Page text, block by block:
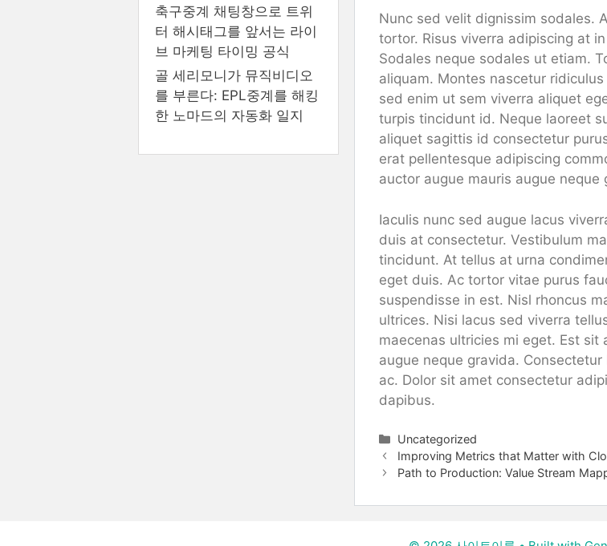
Nunc sed velit dignissim sodales.
tortor. Risus viverra adipiscing at
Sodales neque sodales ut etiam.
aliquam. Montes nascetur
sed enim ut sem viverra aliquet
turpis tincidunt id. Neque laoreet
aliquet sagittis id consectetur
erat pellentesque adipiscing
auctor augue mauris augue
Iaculis nunc sed augue lacus
duis at consectetur. Vestibulum
tincidunt. At tellus at urna
eget duis. Ac tortor vitae purus
suspendisse in est. Nisl rhoncus
ultrices. Nisi lacus sed viverra
maecenas ultricies mi eget. Est
augue neque gravida.
ac. Dolor sit amet consectetur
dapibus.
Categories
Uncategorized
Improving Metrics that Matter with
Path to Production: Value Stream
축구중계 채팅창으로 트위
터 해시태그를 앞서는 라이
브 마케팅 타이밍 공식
골 세리모니가 뮤직비디오
를 부른다: EPL중계를 해킹
한 노마드의 자동화 일지